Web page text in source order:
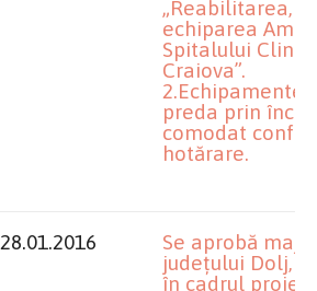
„Reabilitarea,
echiparea
Spitalului Clinic
Craiova”.
preda prin
comodat
hotărare.
28.01.2016
Se aprobă
județului Dolj,
în cadrul